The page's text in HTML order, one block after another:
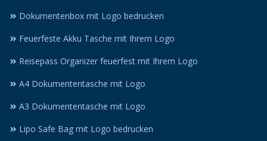
Dokumentenbox mit Logo bedrucken
Feuerfeste Akku Tasche mit Ihrem Logo
Reisepass Organizer feuerfest mit Ihrem Logo
A4 Dokumententasche mit Logo
A3 Dokumententasche mit Logo
Lipo Safe Bag mit Logo bedrucken